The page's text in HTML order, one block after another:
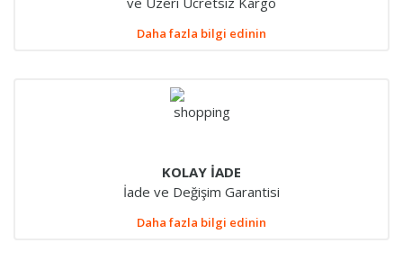
Daha fazla bilgi edinin
KOLAY İADE
İade ve Değişim Garantisi
Daha fazla bilgi edinin